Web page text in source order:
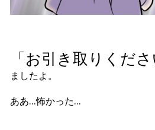
「お引き取りくださ
ましたよ。
ああ…怖かった…